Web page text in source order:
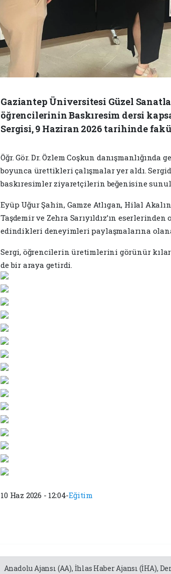
Gaziantep Üniversitesi Güzel
öğrencilerinin Baskıresim dersi
Sergisi, 9 Haziran 2026 tarihinde
Öğr. Gör. Dr. Özlem Coşkun
boyunca ürettikleri çalışmalar yer aldı.
baskıresimler ziyaretçilerin beğenisine
Eyüp Uğur Şahin, Gamze Atlıgan, Hilal
Taşdemir ve Zehra Sarıyıldız’ın
edindikleri deneyimleri paylaşmalarına
Sergi, öğrencilerin üretimlerini görünür
de bir araya getirdi.
10 Haz 2026 - 12:04-Eğitim
Anadolu Ajansı (AA), İhlas Haber Ajansı (İHA),